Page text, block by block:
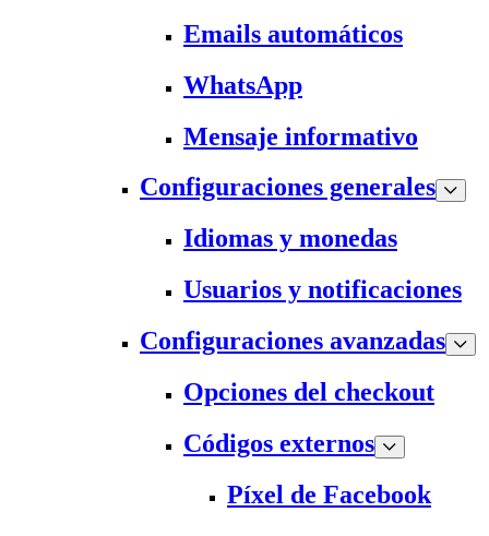
Emails automáticos
WhatsApp
Mensaje informativo
Configuraciones generales
Idiomas y monedas
Usuarios y notificaciones
Configuraciones avanzadas
Opciones del checkout
Códigos externos
Píxel de Facebook